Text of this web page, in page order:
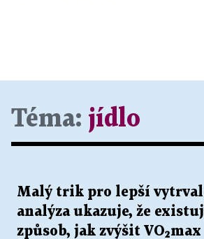
Téma: jídlo
Malý trik pro lepší
analýza ukazuje, že
způsob, jak zvýšit VO₂max